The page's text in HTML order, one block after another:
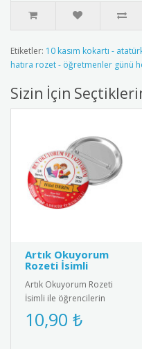
Etiketler: 10 kasım kokartı -
hatıra rozet - öğretmenler günü
Sizin İçin
Artık Okuyorum
Rozeti İsimli
Artık Okuyorum Rozeti
İsimli ile öğrencilerin
başarısını kişiselleştirin!
Özel isim baskılı tasarımı..
10,90 ₺